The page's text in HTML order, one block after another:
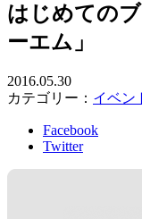
はじめての
ーエム」
2016.05.30
カテゴリー： イベン
Facebook
Twitter